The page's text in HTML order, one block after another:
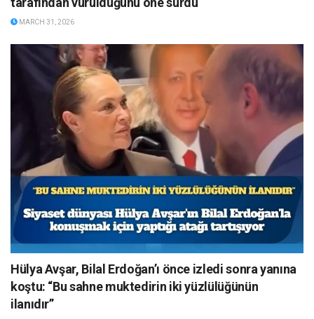
MARCH 31, 2026
Hülya Avşar, Bilal Erdoğan’ı önce izledi sonra yanına
koştu: “Bu sahne muktedirin iki yüzlülüğünün
ilanıdır”